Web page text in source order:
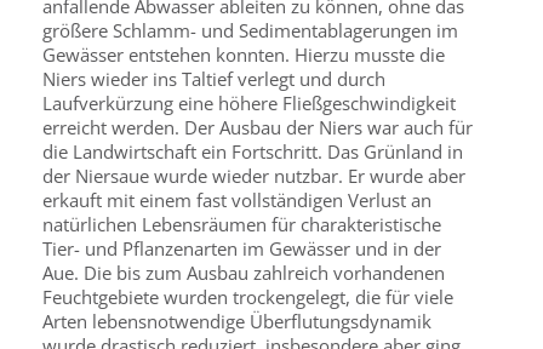
anfallende Abwasser ableiten zu können, ohne das
größere Schlamm- und Sedimentablagerungen im
Gewässer entstehen konnten. Hierzu musste die
Niers wieder ins Taltief verlegt und durch
Laufverkürzung eine höhere Fließgeschwindigkeit
erreicht werden. Der Ausbau der Niers war auch für
die Landwirtschaft ein Fortschritt. Das Grünland in
der Niersaue wurde wieder nutzbar. Er wurde aber
erkauft mit einem fast vollständigen Verlust an
natürlichen Lebensräumen für charakteristische
Tier- und Pflanzenarten im Gewässer und in der
Aue. Die bis zum Ausbau zahlreich vorhandenen
Feuchtgebiete wurden trockengelegt, die für viele
Arten lebensnotwendige Überflutungsdynamik